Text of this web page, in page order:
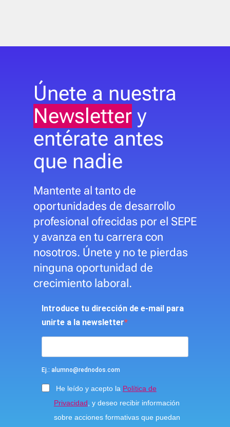
Únete a nuestra
Newsletter y
entérate antes
que nadie
Mantente al tanto de
oportunidades de desarrollo
profesional ofrecidas por el SEPE
y avanza en tu carrera con
nosotros. Únete y no te pierdas
ninguna oportunidad de
crecimiento laboral.
Introduce tu dirección de e-mail para
unirte a la newsletter
Ej.: alumno@rednodos.com
He leído y acepto la Política de
Privacidad , y deseo recibir información
sobre acciones formativas que puedan